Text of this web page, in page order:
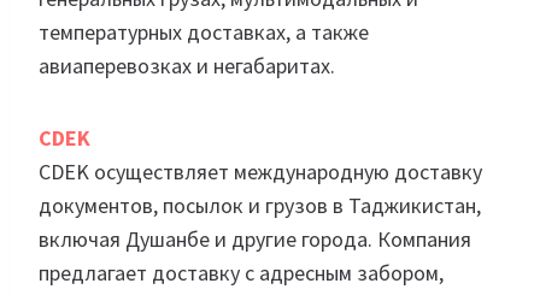
температурных доставках, а также
авиаперевозках и негабаритах.
CDEK
CDEK осуществляет международную доставку
документов, посылок и грузов в Таджикистан,
включая Душанбе и другие города. Компания
предлагает доставку с адресным забором,